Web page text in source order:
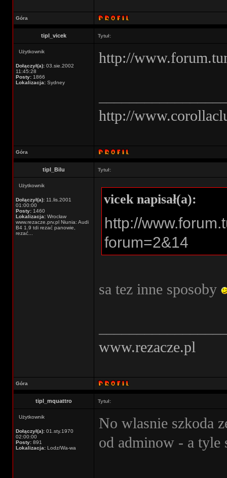
Góra
tipl_vicek Tytuł:
Użytkownik
Dołączył(a): 03.sie.2002
11:45:28
Posty: 1866
Lokalizacja: Sydney
http://
http://
Góra
tipl_Bilu Tytuł:
Użytkownik
Dołączył(a): 11.lis.2001
01:00:00
Posty: 1460
Lokalizacja: Wrocław
www.rezacze.prv.pl Niunia: Audi
B4 1.9 tdi rezać panowie,
rezać...
vicek napisał(a):
http://
forum=2&14
sa tez inne sposoby
www.rezacze.pl
Góra
tipl_mquattro Tytuł:
Użytkownik
Dołączył(a): 01.sty.1970
02:00:00
Posty: 891
Lokalizacja: Lodz/Wa-wa
No wlasnie szkoda
od adminow - a tyle